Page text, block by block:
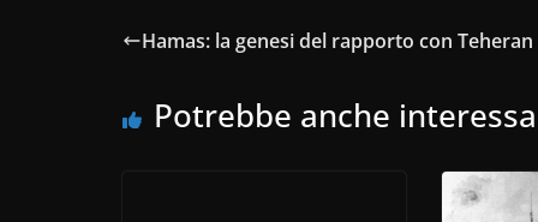
e
o
s
p
e
n
gr
m
di
di
Hamas: la genesi del rapporto con Teheran
Potrebbe anche